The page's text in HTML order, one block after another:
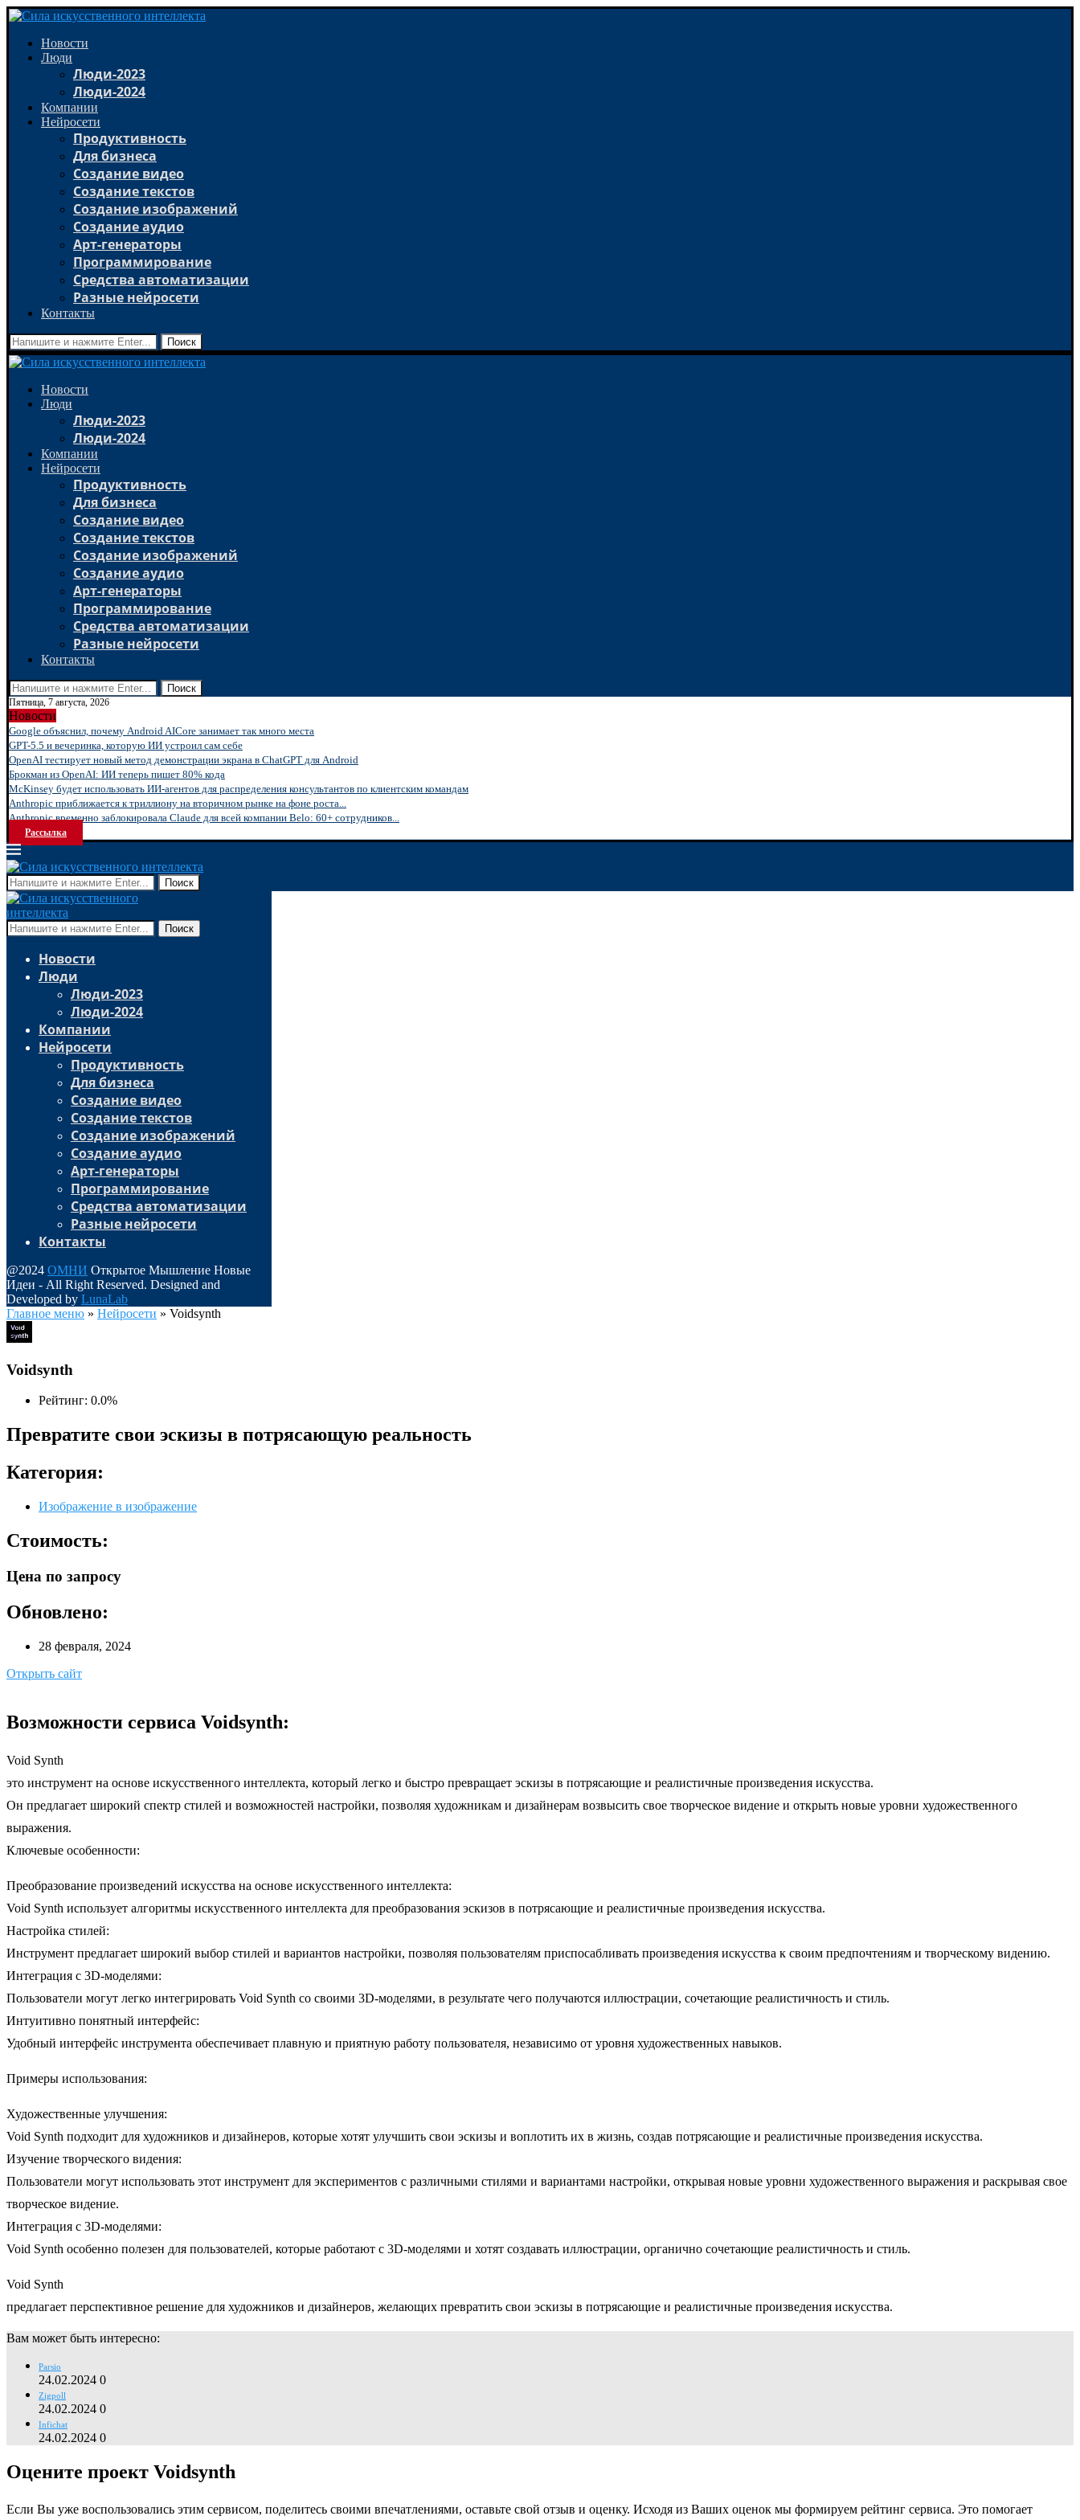
Новости
Люди
Люди-2023
Люди-2024
Компании
Нейросети
Продуктивность
Для бизнеса
Создание видео
Создание текстов
Создание изображений
Создание аудио
Арт-генераторы
Программирование
Средства автоматизации
Разные нейросети
Контакты
Поиск
Новости
Люди
Люди-2023
Люди-2024
Компании
Нейросети
Продуктивность
Для бизнеса
Создание видео
Создание текстов
Создание изображений
Создание аудио
Арт-генераторы
Программирование
Средства автоматизации
Разные нейросети
Контакты
Поиск
Пятница, 7 августа, 2026
Новости
Google объяснил, почему Android AICore занимает так много места
GPT-5.5 и вечеринка, которую ИИ устроил сам себе
OpenAI тестирует новый метод демонстрации экрана в ChatGPT для Android
Брокман из OpenAI: ИИ теперь пишет 80% кода
McKinsey будет использовать ИИ-агентов для распределения консультантов по клиентским командам
Anthropic приближается к триллиону на вторичном рынке на фоне роста...
Anthropic временно заблокировала Claude для всей компании Belo: 60+ сотрудников...
Рассылка
Поиск
Поиск
Новости
Люди
Люди-2023
Люди-2024
Компании
Нейросети
Продуктивность
Для бизнеса
Создание видео
Создание текстов
Создание изображений
Создание аудио
Арт-генераторы
Программирование
Средства автоматизации
Разные нейросети
Контакты
@2024 ОМНИ Открытое Мышление Новые
Идеи - All Right Reserved. Designed and
Developed by LunaLab
Главное меню » Нейросети » Voidsynth
Voidsynth
Рейтинг: 0.0%
Превратите свои эскизы в потрясающую реальность
Категория:
Изображение в изображение
Стоимость:
Цена по запросу
Обновлено:
28 февраля, 2024
Открыть сайт
Возможности сервиса Voidsynth:
Void Synth
это инструмент на основе искусственного интеллекта, который легко и быстро превращает эскизы в потрясающие и реалистичные произведения искусства.
Он предлагает широкий спектр стилей и возможностей настройки, позволяя художникам и дизайнерам возвысить свое творческое видение и открыть новые уровни художественного
выражения.
Ключевые особенности:
Преобразование произведений искусства на основе искусственного интеллекта:
Void Synth использует алгоритмы искусственного интеллекта для преобразования эскизов в потрясающие и реалистичные произведения искусства.
Настройка стилей:
Инструмент предлагает широкий выбор стилей и вариантов настройки, позволяя пользователям приспосабливать произведения искусства к своим предпочтениям и творческому видению.
Интеграция с 3D-моделями:
Пользователи могут легко интегрировать Void Synth со своими 3D-моделями, в результате чего получаются иллюстрации, сочетающие реалистичность и стиль.
Интуитивно понятный интерфейс:
Удобный интерфейс инструмента обеспечивает плавную и приятную работу пользователя, независимо от уровня художественных навыков.
Примеры использования:
Художественные улучшения:
Void Synth подходит для художников и дизайнеров, которые хотят улучшить свои эскизы и воплотить их в жизнь, создав потрясающие и реалистичные произведения искусства.
Изучение творческого видения:
Пользователи могут использовать этот инструмент для экспериментов с различными стилями и вариантами настройки, открывая новые уровни художественного выражения и раскрывая свое
творческое видение.
Интеграция с 3D-моделями:
Void Synth особенно полезен для пользователей, которые работают с 3D-моделями и хотят создавать иллюстрации, органично сочетающие реалистичность и стиль.
Void Synth
предлагает перспективное решение для художников и дизайнеров, желающих превратить свои эскизы в потрясающие и реалистичные произведения искусства.
Вам может быть интересно:
Parsio
24.02.2024 0
Zigpoll
24.02.2024 0
Infichat
24.02.2024 0
Оцените проект Voidsynth
Если Вы уже воспользовались этим сервисом, поделитесь своими впечатлениями, оставьте свой отзыв и оценку. Исходя из Ваших оценок мы формируем рейтинг сервиса. Это помогает